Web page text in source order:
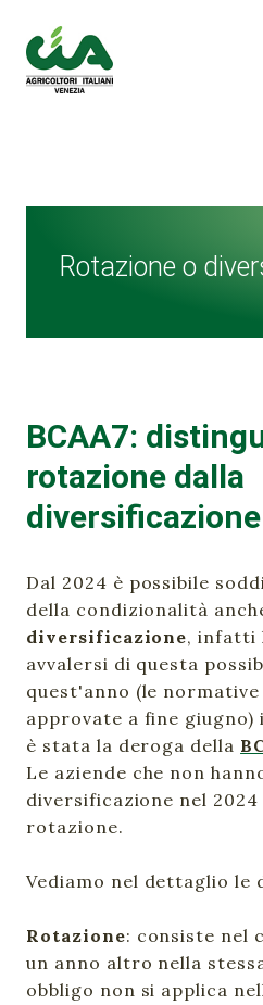
Rotazione o
BCAA7:
rotazione dalla
Dal 2024 è possibile
della condizionalità
diversificazione, infatti
avvalersi di questa
quest'anno (le
approvate a fine giugno)
è stata la deroga della
Le aziende che non
diversificazione nel
rotazione.
Vediamo nel dettaglio le
Rotazione: consiste nel
un anno altro nella
obbligo non si applica